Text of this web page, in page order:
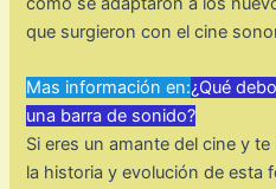
que surgieron con el cine
Mas información en:¿Qué
una barra de sonido?
Si eres un amante del cine y
la historia y evolución de esta